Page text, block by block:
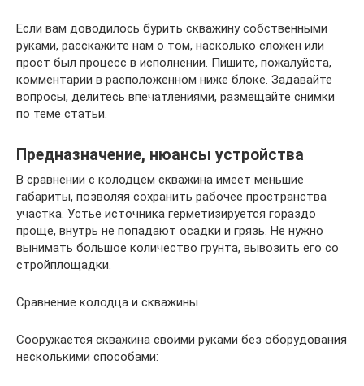
Если вам доводилось бурить скважину собственными
руками, расскажите нам о том, насколько сложен или
прост был процесс в исполнении. Пишите, пожалуйста,
комментарии в расположенном ниже блоке. Задавайте
вопросы, делитесь впечатлениями, размещайте снимки
по теме статьи.
Предназначение, нюансы устройства
В сравнении с колодцем скважина имеет меньшие
габариты, позволяя сохранить рабочее пространства
участка. Устье источника герметизируется гораздо
проще, внутрь не попадают осадки и грязь. Не нужно
вынимать большое количество грунта, вывозить его со
стройплощадки.
Сравнение колодца и скважины
Сооружается скважина своими руками без оборудования
несколькими способами: